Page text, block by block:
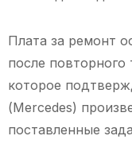
Плата за ремонт
после повторного
которое
(Mercedes)
поставленные